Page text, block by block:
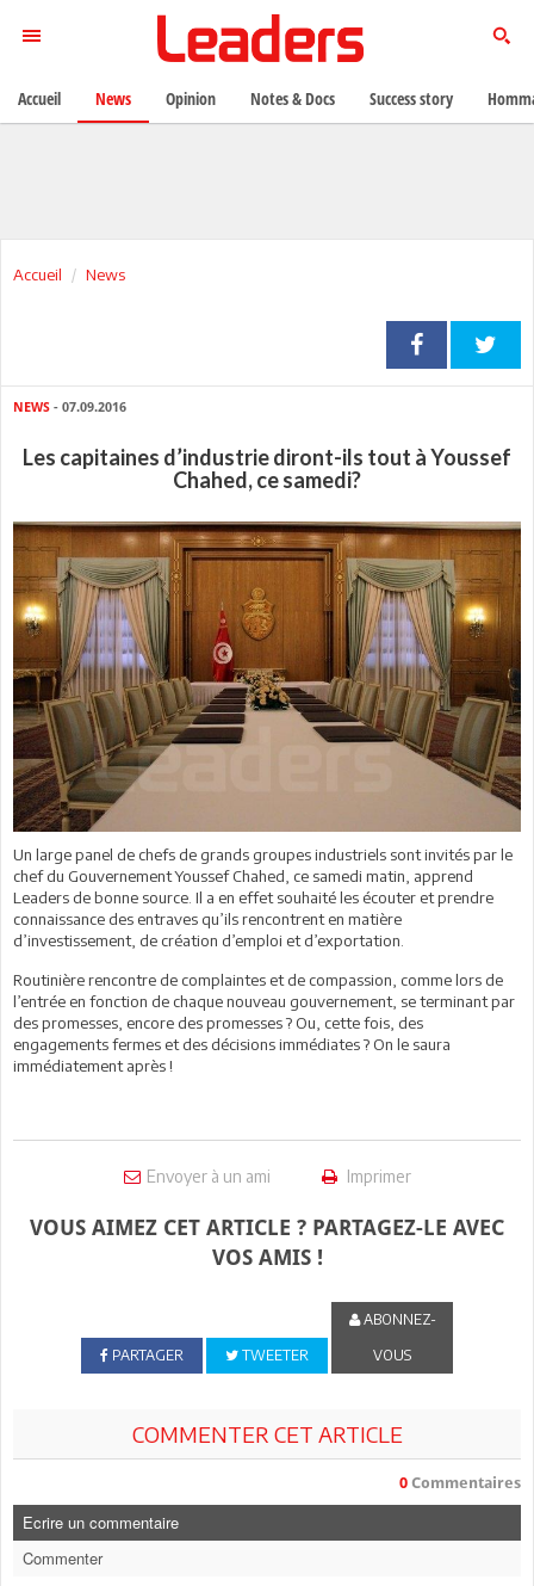
Accueil News
NEWS - 07.09.2016
Les capitaines d’industrie diront-ils tout à Youssef
Chahed, ce samedi?
Un large panel de chefs de grands groupes industriels sont invités par le
chef du Gouvernement Youssef Chahed, ce samedi matin, apprend
Leaders de bonne source. Il a en effet souhaité les écouter et prendre
connaissance des entraves qu’ils rencontrent en matière
d’investissement, de création d’emploi et d’exportation.
Routinière rencontre de complaintes et de compassion, comme lors de
l’entrée en fonction de chaque nouveau gouvernement, se terminant par
des promesses, encore des promesses ? Ou, cette fois, des
engagements fermes et des décisions immédiates ? On le saura
immédiatement après !
Envoyer à un ami Imprimer
VOUS AIMEZ CET ARTICLE ? PARTAGEZ-LE AVEC
VOS AMIS !
PARTAGER TWEETER
ABONNEZ-
VOUS
COMMENTER CET ARTICLE
0 Commentaires
Ecrire un commentaire
Commenter
Accueil News Opinion Notes & Docs Success story